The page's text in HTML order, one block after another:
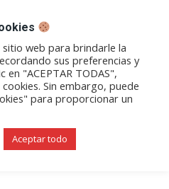
Abrir
enlace
en
una
ventana/pestaña
Abrir
enlace
en
una
ventana/pestaña
Abrir
enlace
en
una
ventana/pestaña
Abrir
enlace
en
una
Abrir
enlace
en
una
Verde» a
y Gijón
web para brindarle la
sus preferencias y
en "ACEPTAR TODAS",
Sin embargo, puede
para proporcionar un
Aceptar todo